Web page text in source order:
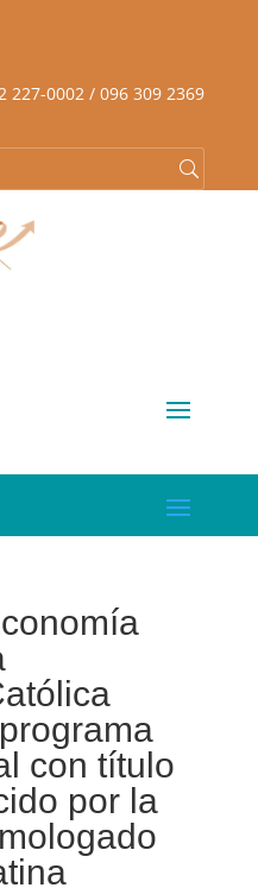
227-0002 / 096 309 2369
con título
por la